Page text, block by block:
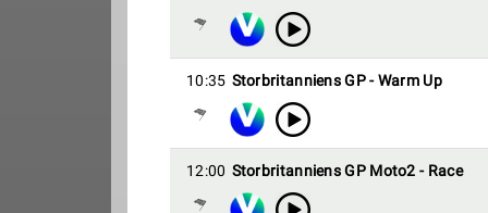
10:35 Storbritanniens GP - Warm Up
12:00 Storbritanniens GP Moto2 - Race